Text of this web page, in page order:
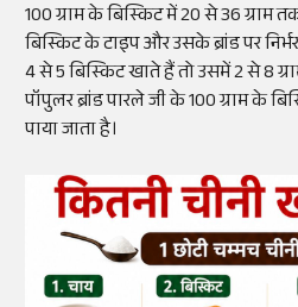
100 ग्राम के बिस्किट में 20 से 36 ग्राम
बिस्किट के टाइप और उसके ब्रांड पर
4 से 5 बिस्किट खाते हैं तो उसमें 2 से 8
पॉपुलर ब्रांड पारले जी के 100 ग्राम के
पाया जाता है।